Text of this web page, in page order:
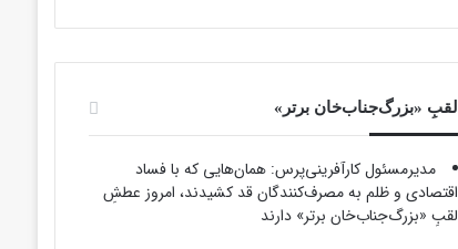
لقبِ «بزرگ‌جناب‌خان برتر»
مدیرمسئول کارآفرینی‌پرس: همان‌هایی که با فساد
اقتصادی و ظلم به مصرف‌کنندگان قد کشیدند، امروز عطشِ
لقبِ «بزرگ‌جناب‌خان برتر» دارند